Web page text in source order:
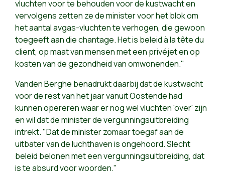
vluchten voor te behouden voor de kustwacht en
vervolgens zetten ze de minister voor het blok om
het aantal avgas-vluchten te verhogen, die gewoon
toegeeft aan die chantage. Het is beleid à la tête du
client, op maat van mensen met een privéjet en op
kosten van de gezondheid van omwonenden."
Vanden Berghe benadrukt daarbij dat de kustwacht
voor de rest van het jaar vanuit Oostende had
kunnen opereren waar er nog wel vluchten 'over' zijn
en wil dat de minister de vergunningsuitbreiding
intrekt. "Dat de minister zomaar toegaf aan de
uitbater van de luchthaven is ongehoord. Slecht
beleid belonen met een vergunningsuitbreiding, dat
is te absurd voor woorden."